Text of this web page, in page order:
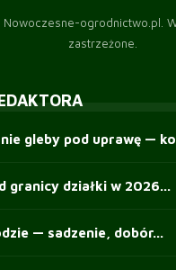
Nowoczesne-ogrodnictwo.pl.
zastrzeżone.
gleby pod uprawę —
granicy działki w 2026...
— sadzenie, dobór...